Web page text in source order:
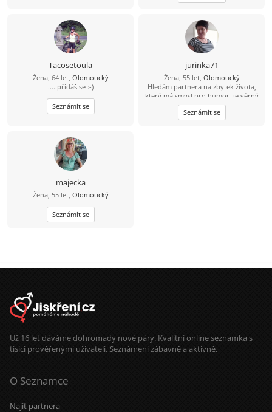
Tacosetoula
Žena, 64 let, Olomoucký
.....přidáš se :-)
Seznámit se
jurinka71
Žena, 55 let, Olomoucký
Hledám partnera na zbytek života,
který má smysl pro humor, je věrný
a spolehlivý.
Seznámit se
majecka
Žena, 55 let, Olomoucký
Seznámit se
Už 16 let dáváme dohromady nové páry. Kvalitní online seznamka s
tisíci prověřenými uživateli. Seznámení zábavně a aktivně.
O Seznamce
Najít partnera